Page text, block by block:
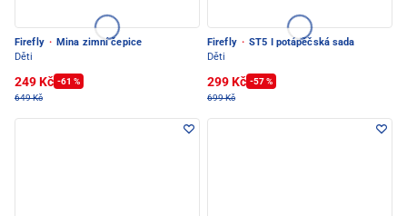
Firefly · Mina zimní čepice
Děti
249 Kč -61 %
649 Kč
Firefly · ST5 I potápěčská sada
Děti
299 Kč -57 %
699 Kč